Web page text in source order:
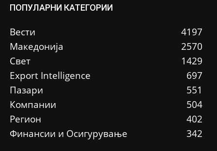
ПОПУЛАРНИ КАТЕГОРИИ
Вести
4197
Македонија
2570
Свет
1429
Еxport Intelligence
697
Пазари
551
Компании
504
Регион
402
Финансии и Осигурување
342